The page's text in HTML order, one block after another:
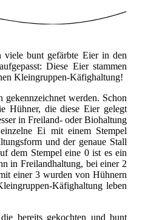
viele bunt gefärbte Eier in den
Diese Eier stammen
Kleingruppen-Käfighaltung!
gekennzeichnet werden. Schon
Hühner, die diese Eier gelegt
in Freiland- oder Biohaltung
Ei mit einem Stempel
und der genaue Stall
dem Stempel eine 0 ist es ein
in Freilandhaltung, bei einer 2
einer 3 wurden von Hühnern
Käfighaltung leben
bereits gekochten und bunt